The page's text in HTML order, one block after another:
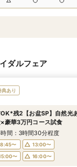
ダルフェア
典あり
残2【お盆SP】自然光
豪華3万円コース試食
間：3時間30分程度
8:45〜
13:00〜
〜
16:00〜